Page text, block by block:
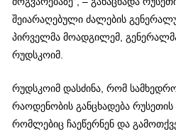
შეიარაღებული ძალების
პირველმა მოადგილემ,
რუდსკოიმ.
რუდსკოიმ დასძინა, რომ
რაოდენობის განცხადება რუსეთის
რომლებიც ჩაეწერნენ და